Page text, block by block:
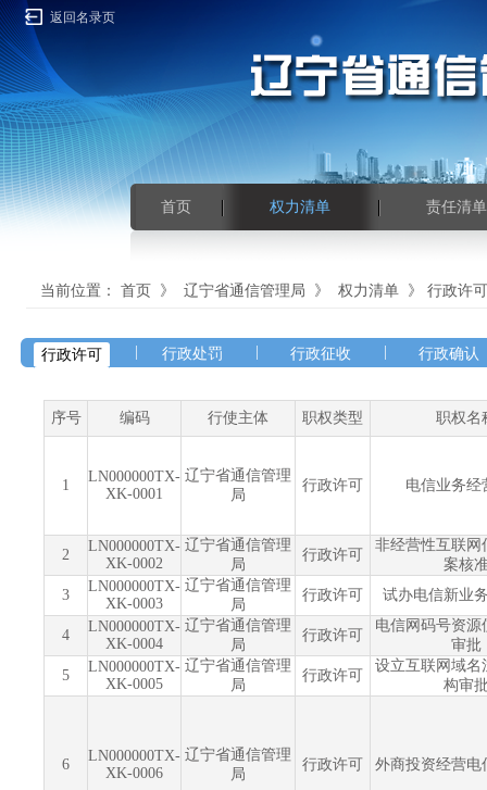
返回名录页
首页 权力清单 责任清单
当前位置： 首页 》 辽宁省通信管理局 》 权力清单 》 行政许可
行政许可 行政处罚 行政征收 行政确认
序号 编码 行使主体 职权类型 职权名
1
LN000000TX-
XK-0001
辽宁省通信管理
局
行政许可 电信业务经
2
LN000000TX-
XK-0002
辽宁省通信管理
局
行政许可
非经营性互联网
案核
3
LN000000TX-
XK-0003
辽宁省通信管理
局
行政许可 试办电信新业
4
LN000000TX-
XK-0004
辽宁省通信管理
局
行政许可
电信网码号资源
审批
5
LN000000TX-
XK-0005
辽宁省通信管理
局
行政许可
设立互联网域名
构审
6
LN000000TX-
XK-0006
辽宁省通信管理
局
行政许可 外商投资经营电